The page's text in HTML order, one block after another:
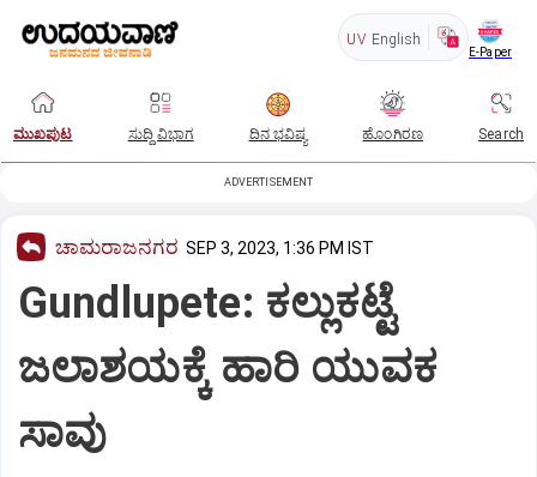
UV English
E-Paper
ಮುಖಪುಟ ಸುದ್ದಿ ವಿಭಾಗ ದಿನ ಭವಿಷ್ಯ ಹೊಂಗಿರಣ Search
ADVERTISEMENT
ಚಾಮರಾಜನಗರ SEP 3, 2023, 1:36 PM IST
Gundlupete: ಕಲ್ಲುಕಟ್ಟೆ
ಜಲಾಶಯಕ್ಕೆ ಹಾರಿ ಯುವಕ
ಸಾವು